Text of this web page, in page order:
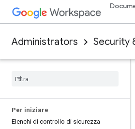
Administrators Security
Per iniziare
Elenchi di controllo di sicurezza